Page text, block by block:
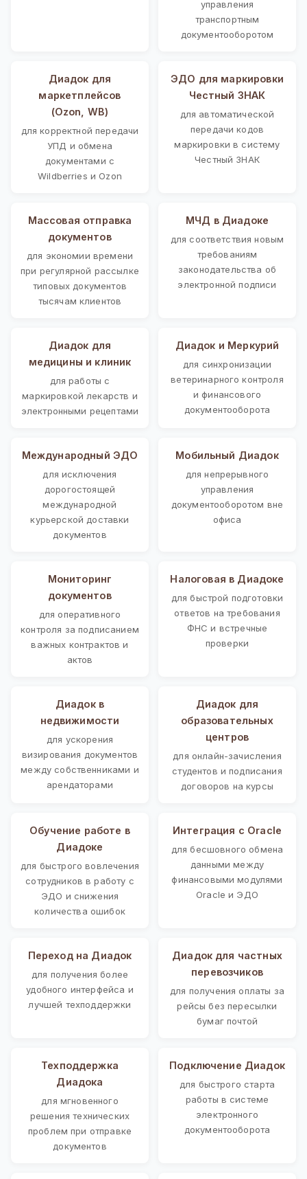
управления
транспортным
документооборотом
Диадок для
маркетплейсов
(Ozon, WB)
для корректной передачи
УПД и обмена
документами с
Wildberries и Ozon
ЭДО для маркировки
Честный ЗНАК
для автоматической
передачи кодов
маркировки в систему
Честный ЗНАК
Массовая отправка
документов
для экономии времени
при регулярной рассылке
типовых документов
тысячам клиентов
МЧД в Диадоке
для соответствия новым
требованиям
законодательства об
электронной подписи
Диадок для
медицины и клиник
для работы с
маркировкой лекарств и
электронными рецептами
Диадок и Меркурий
для синхронизации
ветеринарного контроля
и финансового
документооборота
Международный ЭДО
для исключения
дорогостоящей
международной
курьерской доставки
документов
Мобильный Диадок
для непрерывного
управления
документооборотом вне
офиса
Мониторинг
документов
для оперативного
контроля за подписанием
важных контрактов и
актов
Налоговая в Диадоке
для быстрой подготовки
ответов на требования
ФНС и встречные
проверки
Диадок в
недвижимости
для ускорения
визирования документов
между собственниками и
арендаторами
Диадок для
образовательных
центров
для онлайн-зачисления
студентов и подписания
договоров на курсы
Обучение работе в
Диадоке
для быстрого вовлечения
сотрудников в работу с
ЭДО и снижения
количества ошибок
Интеграция с Oracle
для бесшовного обмена
данными между
финансовыми модулями
Oracle и ЭДО
Переход на Диадок
для получения более
удобного интерфейса и
лучшей техподдержки
Диадок для частных
перевозчиков
для получения оплаты за
рейсы без пересылки
бумаг почтой
Техподдержка
Диадока
для мгновенного
решения технических
проблем при отправке
документов
Подключение Диадок
для быстрого старта
работы в системе
электронного
документооборота